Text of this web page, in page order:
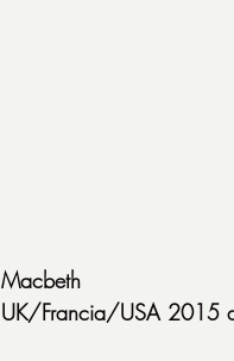
Macbeth
UK/Francia/USA 2015